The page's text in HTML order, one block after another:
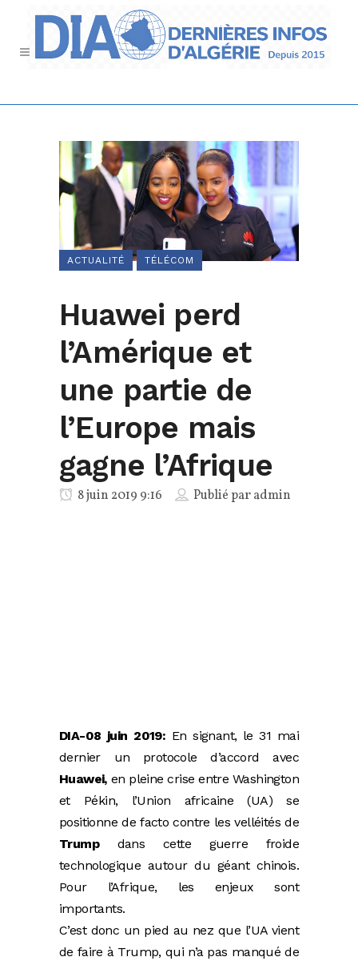
ACTUALITÉ TÉLÉCOM
Huawei perd
l’Amérique et
une partie de
l’Europe mais
gagne l’Afrique
8 juin 2019 9:16 Publié paradmin
DIA-08 juin 2019: En signant, le 31 mai
dernier un protocole d’accord avec
Huawei,en pleine crise entre Washington
et Pékin, l’Union africaine (UA) se
positionne de facto contre les velléités de
Trumpdans cette guerre froide
technologique autour du géant chinois.
Pour l’Afrique, les enjeux sont
importants.
C’est donc un pied au nez que l’UA vient
de faire à Trump, qui n’a pas manqué de